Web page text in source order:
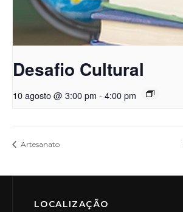
Desafio Cultural
10 agosto @ 3:00 pm - 4:00 pm
Artesanato
LOCALIZAÇÃO